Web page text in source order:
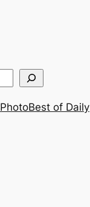
PhotoBest of Daily